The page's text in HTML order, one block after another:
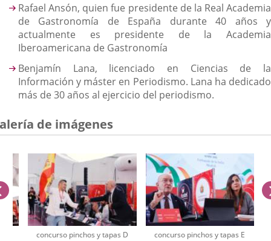
una
aplicación
externa.
Rafael Ansón, quien fue presidente de la Real Academia
de Gastronomía de España durante 40 años y
actualmente es presidente de la Academia
Iberoamericana de Gastronomía
Benjamín Lana, licenciado en Ciencias de la
Información y máster en Periodismo. Lana ha dedicado
más de 30 años al ejercicio del periodismo.
de imágenes
concurso pinchos y tapas D concurso pinchos y tapas E
anterior